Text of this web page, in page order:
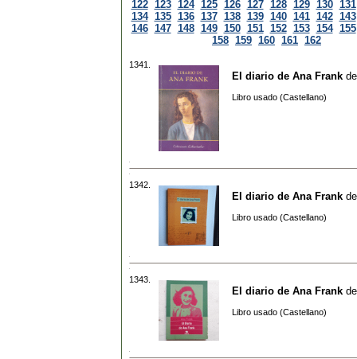
122 123 124 125 126 127 128 129 130 131
134 135 136 137 138 139 140 141 142 143
146 147 148 149 150 151 152 153 154 155
158 159 160 161 162
1341.
El diario de Ana Frank
Libro usado (Castellano)
1342.
El diario de Ana Frank
Libro usado (Castellano)
1343.
El diario de Ana Frank
Libro usado (Castellano)